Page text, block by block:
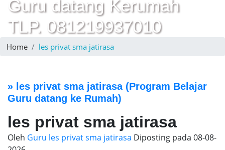
Guru datang Kerumah
TLP. 081219937010
Home les privat sma jatirasa
» les privat sma jatirasa(Program Belajar
Guru datang ke Rumah)
les privat sma jatirasa
Oleh Guru les privat sma jatirasa Diposting pada 08-08-